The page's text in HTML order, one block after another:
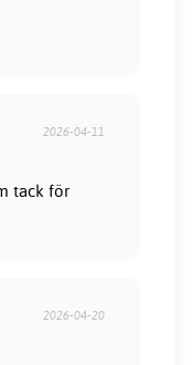
2026-04-11
tack för
2026-04-20